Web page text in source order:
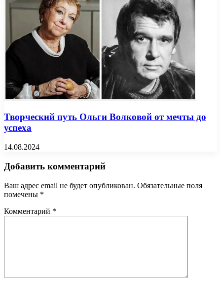
Творческий путь Ольги Волковой от мечты до
успеха
14.08.2024
Добавить комментарий
Ваш адрес email не будет опубликован. Обязательные поля
помечены *
Комментарий *